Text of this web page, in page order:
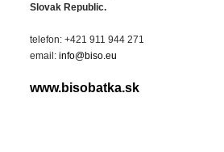
Slovak Republic.
telefon: +421 911 944 271
email: info@biso.eu
www.bisobatka.sk